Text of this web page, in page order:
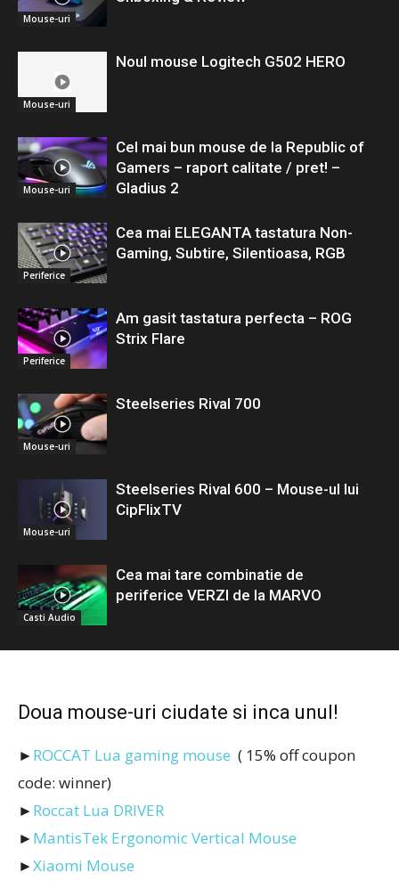
Mouse-uri
Mouse-uri
Noul mouse Logitech G502 HERO
Mouse-uri
Cel mai bun mouse de la Republic of
Gamers – raport calitate / pret! –
Gladius 2
Periferice
Cea mai ELEGANTA tastatura Non-
Gaming, Subtire, Silentioasa, RGB
Periferice
Am gasit tastatura perfecta – ROG
Strix Flare
Mouse-uri
Steelseries Rival 700
Mouse-uri
Steelseries Rival 600 – Mouse-ul lui
CipFlixTV
Casti Audio
Cea mai tare combinatie de
periferice VERZI de la MARVO
Doua mouse-uri ciudate si inca unul!
► ROCCAT Lua gaming mouse ( 15% off coupon
code: winner)
► Roccat Lua DRIVER
► MantisTek Ergonomic Vertical Mouse
►Xiaomi Mouse